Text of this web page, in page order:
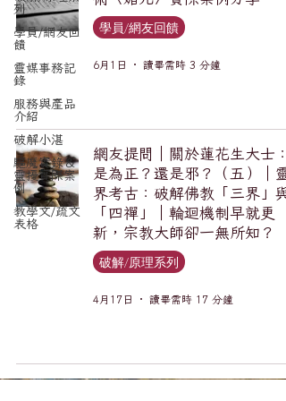
列
學員/網友回
饋
靈媒事務記
錄
服務與產品
介紹
破解小湛
驅魔實錄＆
靈擾實際案
例
教學文/疏文
表格
學員/網友回饋
6月1日 讀畢需時 3 分鐘
網友提問｜關於蓮花生大士：
是為正？還是邪？（五）｜靈
界考古：破解佛教「三界」與
「四禪」｜輪迴機制早就更
新，宗教大師卻一無所知？
破解/原理系列
4月17日 讀畢需時 17 分鐘